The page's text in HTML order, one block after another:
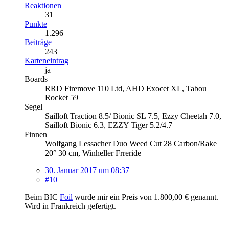
Reaktionen
31
Punkte
1.296
Beiträge
243
Karteneintrag
ja
Boards
RRD Firemove 110 Ltd, AHD Exocet XL, Tabou
Rocket 59
Segel
Sailloft Traction 8.5/ Bionic SL 7.5, Ezzy Cheetah 7.0,
Sailloft Bionic 6.3, EZZY Tiger 5.2/4.7
Finnen
Wolfgang Lessacher Duo Weed Cut 28 Carbon/Rake
20° 30 cm, Winheller Frreride
30. Januar 2017 um 08:37
#10
Beim BIC Foil wurde mir ein Preis von 1.800,00 € genannt.
Wird in Frankreich gefertigt.